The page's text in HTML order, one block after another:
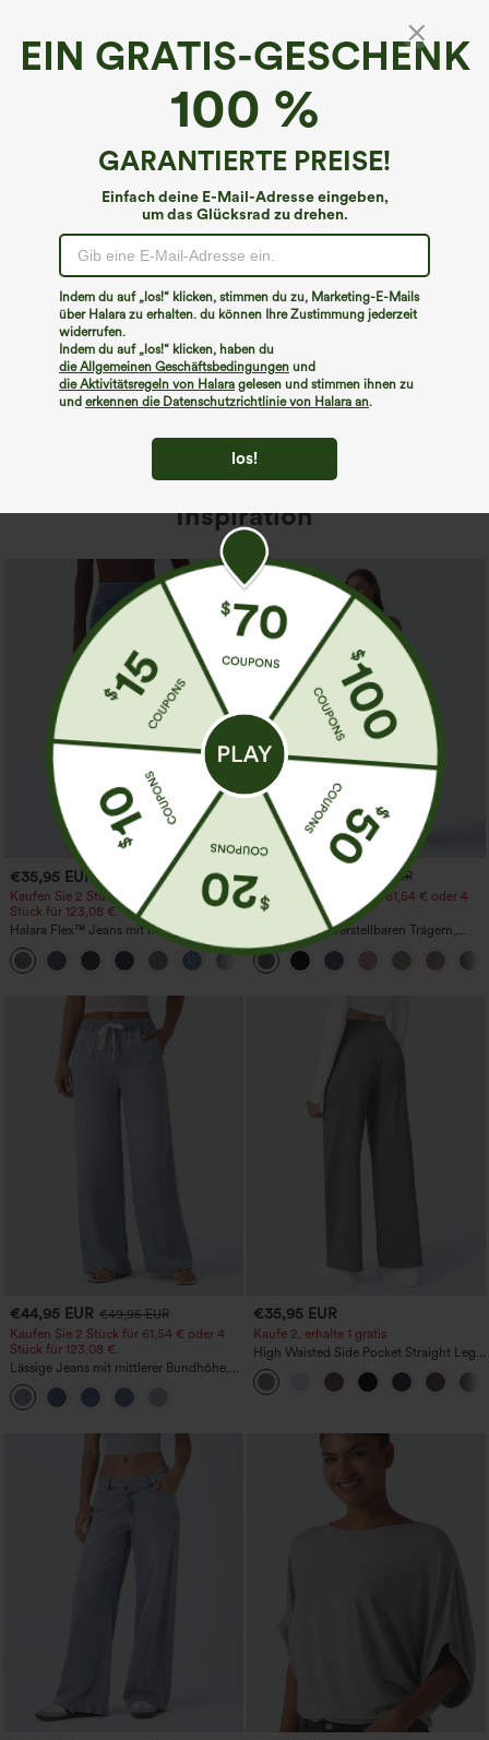
EIN GRATIS-GESCHENK
100 %
GARANTIERTE PREISE!
Einfach deine E-Mail-Adresse eingeben,
um das Glücksrad zu drehen.
Indem du auf „los!“ klicken, stimmen du zu, Marketing-E-Mails
über Halara zu erhalten. du können Ihre Zustimmung jederzeit
widerrufen.
Indem du auf „los!“ klicken, haben du
die Allgemeinen Geschäftsbedingungen und
die Aktivitätsregeln von Halara gelesen und stimmen ihnen zu
und erkennen die Datenschutzrichtlinie von Halara an.
los!
Hoppla!
Wir können die von Ihnen gesuchte Seite nicht
finden.
Mehr einkaufen
Inspiration
€35,95 EUR
€44,95 EUR
Kaufen Sie 2 Stück für 61,54 € oder 4
Stück für 123,08 €.
Halara Flex™ Jeans mit hohem Bund
und Taschen, gewaschener, lässiger
Bootcut
+5
€35,95 EUR
€40,95 EUR
Kaufen Sie 2 Stück für 61,54 € oder 4
Stück für 123,08 €.
Jumpsuit mit verstellbaren Trägern,
gerafftem Detail, weitem Bein und
meliertem Stoff, lässig, mit Taschen -
Easy Peezy
€44,95 EUR €49,95 EUR
Kaufen Sie 2 Stück für 61,54 € oder 4
Stück für 123,08 €.
Lässige Jeans mit mittlerer Bundhöhe,
Kordelzug und Taschen
€35,95 EUR
Kaufe 2, erhalte 1 gratis
High Waisted Side Pocket Straight Leg
Work Pants